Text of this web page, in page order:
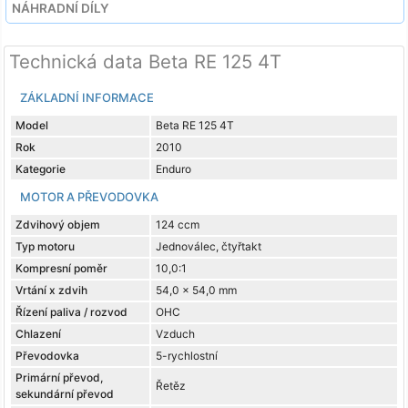
NÁHRADNÍ DÍLY
Technická data Beta RE 125 4T
ZÁKLADNÍ INFORMACE
Model
Beta RE 125 4T
Rok
2010
Kategorie
Enduro
MOTOR A PŘEVODOVKA
Zdvihový objem
124 ccm
Typ motoru
Jednoválec, čtyřtakt
Kompresní poměr
10,0:1
Vrtání x zdvih
54,0 x 54,0 mm
Řízení paliva / rozvod
OHC
Chlazení
Vzduch
Převodovka
5-rychlostní
Primární převod,
sekundární převod
Řetěz